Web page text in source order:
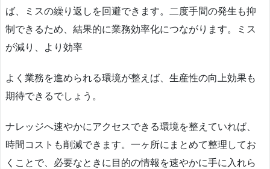
ば、ミスの繰り返しを回避できます。二度手間の発生も抑
制できるため、結果的に業務効率化につながります。ミス
が減り、より効率
よく業務を進められる環境が整えば、生産性の向上効果も
期待できるでしょう。
ナレッジへ速やかにアクセスできる環境を整えていれば、
時間コストも削減できます。一ヶ所にまとめて整理してお
くことで、必要なときに目的の情報を速やかに手に入れら